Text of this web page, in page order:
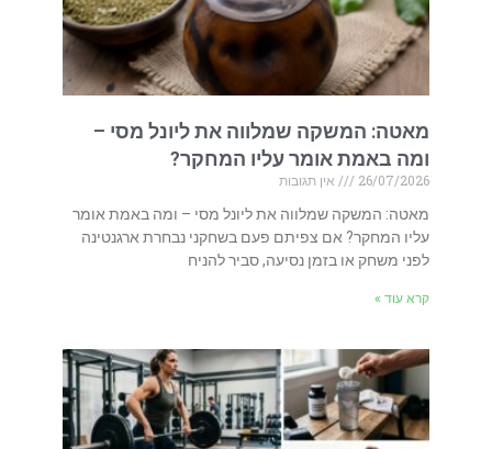
מאטה: המשקה שמלווה את ליונל מסי –
ומה באמת אומר עליו המחקר?
26/07/2026
אין תגובות
מאטה: המשקה שמלווה את ליונל מסי – ומה באמת אומר
עליו המחקר? אם צפיתם פעם בשחקני נבחרת ארגנטינה
לפני משחק או בזמן נסיעה, סביר להניח
קרא עוד »